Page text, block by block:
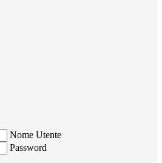
Nome Utente
Password